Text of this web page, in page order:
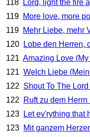
118
Lord, light the fire
119 More love, more
119 Mehr Liebe, mehr
120
Lobe den Herren,
121 Amazing Love
121 Welch Liebe
122 Shout To The
122
Ruft zu dem
123
Let ev'rything that
123 Mit ganzem